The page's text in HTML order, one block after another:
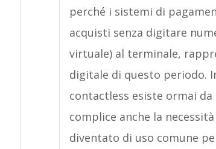
perché i sistemi di
acquisti senza digitare
virtuale) al terminale,
digitale di questo periodo.
contactless esiste ormai
complice anche la
diventato di uso comune